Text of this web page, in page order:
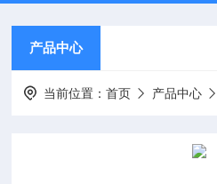
产品中心
当前位置：首页 产品中心